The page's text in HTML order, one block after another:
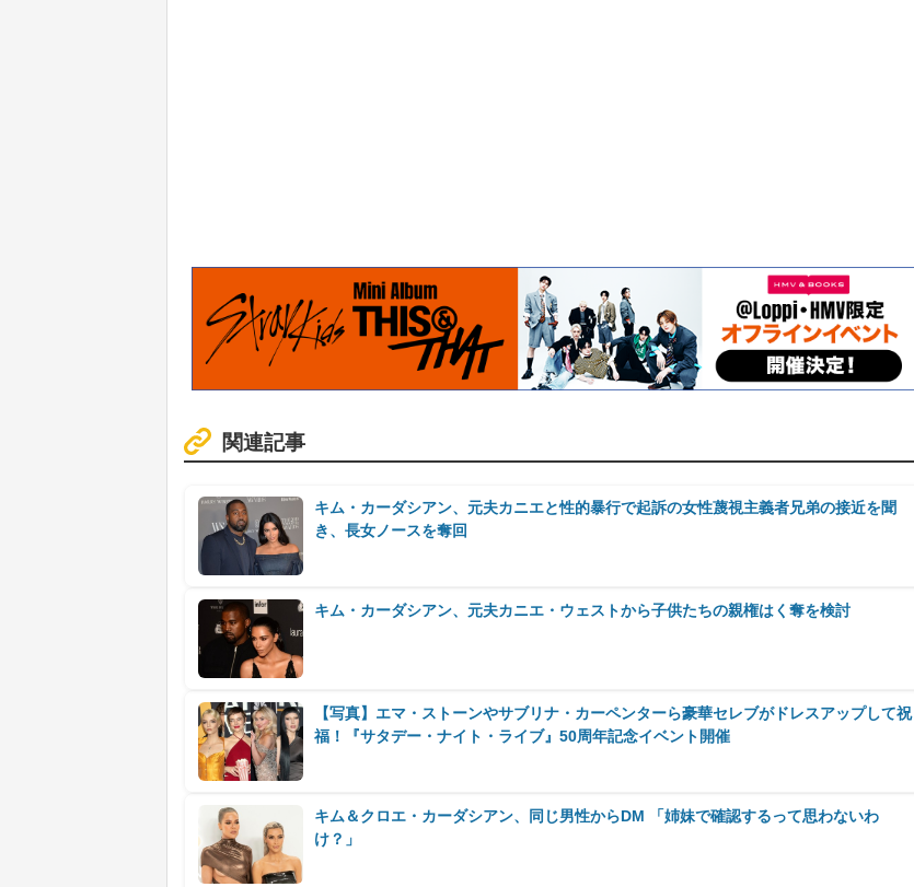
関連記事
キム・カーダシアン、元夫カニエと性的暴行で起訴の女性蔑視主義者兄弟の接近を聞
き、長女ノースを奪回
キム・カーダシアン、元夫カニエ・ウェストから子供たちの親権はく奪を検討
【写真】エマ・ストーンやサブリナ・カーペンターら豪華セレブがドレスアップして祝
福！『サタデー・ナイト・ライブ』50周年記念イベント開催
キム＆クロエ・カーダシアン、同じ男性からDM 「姉妹で確認するって思わないわ
け？」